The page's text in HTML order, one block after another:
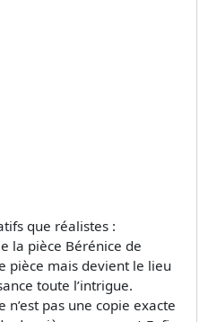
que réalistes :
la pièce Bérénice de
pièce mais devient le lieu
toute l’intrigue.
pas une copie exacte